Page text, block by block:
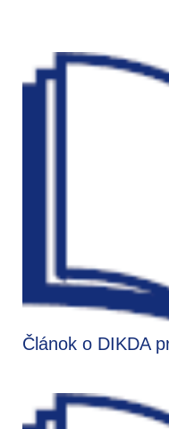
Článok o DIKDA